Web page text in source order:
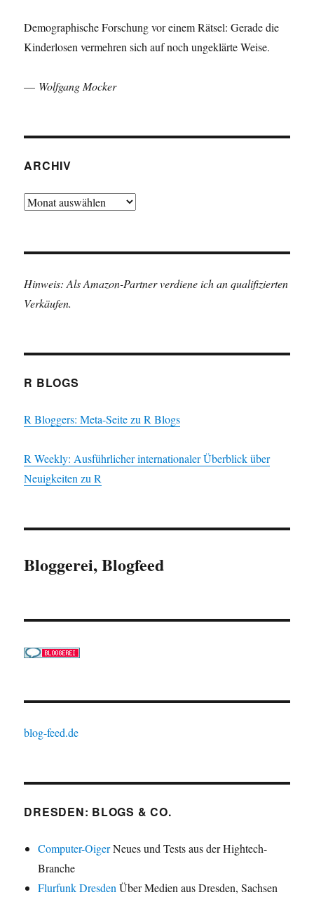
Demographische Forschung vor einem Rätsel: Gerade die
Kinderlosen vermehren sich auf noch ungeklärte Weise.
— Wolfgang Mocker
ARCHIV
Archiv
Hinweis: Als Amazon-Partner verdiene ich an qualifizierten
Verkäufen.
R BLOGS
R Bloggers: Meta-Seite zu R Blogs
R Weekly: Ausführlicher internationaler Überblick über
Neuigkeiten zu R
Bloggerei, Blogfeed
blog-feed.de
DRESDEN: BLOGS & CO.
Computer-OigerNeues und Tests aus der Hightech-
Branche
Flurfunk DresdenÜber Medien aus Dresden, Sachsen